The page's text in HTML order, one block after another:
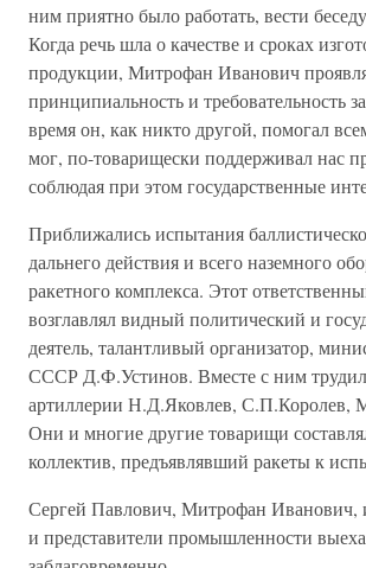
ним приятно было работать, вести
Когда речь шла о качестве и сроках
продукции, Митрофан Иванович
принципиальность и требовательность
время он, как никто другой, помогал
мог, по-товарищески поддерживал нас
соблюдая при этом государственные
Приближались испытания
дальнего действия и всего наземного
ракетного комплекса. Этот
возглавлял видный политический и
деятель, талантливый организатор,
СССР Д.Ф.Устинов. Вместе с ним
артиллерии Н.Д.Яковлев, С.П.Королев,
Они и многие другие товарищи
коллектив, предъявлявший ракеты к
Сергей Павлович, Митрофан Иванович,
и представители промышленности